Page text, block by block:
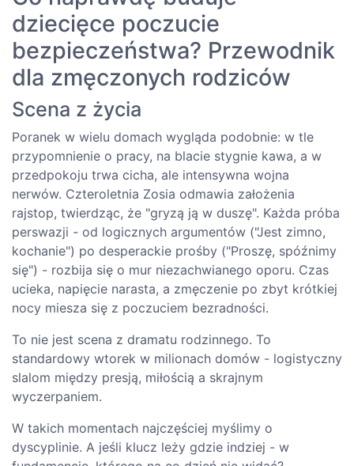
dziecięce poczucie
bezpieczeństwa? Przewodnik
dla zmęczonych rodziców
Scena z życia
Poranek w wielu domach wygląda podobnie: w tle
przypomnienie o pracy, na blacie stygnie kawa, a w
przedpokoju trwa cicha, ale intensywna wojna
nerwów. Czteroletnia Zosia odmawia założenia
rajstop, twierdząc, że "gryzą ją w duszę". Każda próba
perswazji - od logicznych argumentów ("Jest zimno,
kochanie") po desperackie prośby ("Proszę, spóźnimy
się") - rozbija się o mur niezachwianego oporu. Czas
ucieka, napięcie narasta, a zmęczenie po zbyt krótkiej
nocy miesza się z poczuciem bezradności.
To nie jest scena z dramatu rodzinnego. To
standardowy wtorek w milionach domów - logistyczny
slalom między presją, miłością a skrajnym
wyczerpaniem.
W takich momentach najczęściej myślimy o
dyscyplinie. A jeśli klucz leży gdzie indziej - w